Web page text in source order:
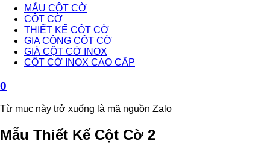
MẪU CỘT CỜ
CỘT CỜ
THIẾT KẾ CỘT CỜ
GIA CÔNG CỘT CỜ
GIÁ CỘT CỜ INOX
CỘT CỜ INOX CAO CẤP
0
Từ mục này trở xuống là mã nguồn Zalo
Mẫu Thiết Kế Cột Cờ 2